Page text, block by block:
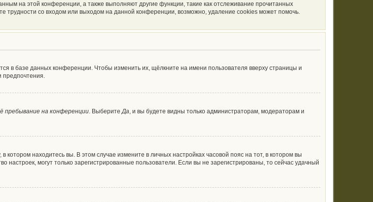
на этой конференции, а также выполняют другие функции, такие как отслеживание прочитанных
трудности со входом или выходом на данной конференции, возможно, удаление cookies может помочь.
в базе данных конференции. Чтобы изменить их, щёлкните на имени пользователя вверху страницы и
предпочтения.
пребывание на конференции. ВыберитеДа, и вы будете видны только администраторам, модераторам и
котором находитесь вы. В этом случае измените в личных настройках часовой пояс на тот, в котором вы
настроек, могут только зарегистрированные пользователи. Если вы не зарегистрированы, то сейчас удачный